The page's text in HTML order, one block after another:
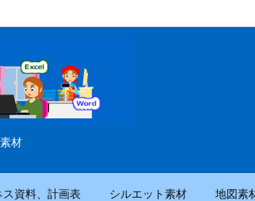
材
ス資料、計画表 シルエット素材 地図素